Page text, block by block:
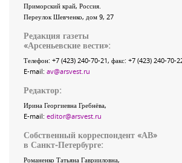
Приморский край, Россия
Переулок Шевченко, дом 9, 27
Редакция газеты
«Арсеньевские вести»:
Телефон: +7 (423) 240-70-21, факс: +7 (423) 240-70-
E-mail: av@arsvest.ru
Редактор:
Ирина Георгиевна Гребнёва,
E-mail: editor@arsvest.ru
Собственный корреспондент «АВ»
в Санкт-Петербурге:
Романенко Татьяна Гаврииловна,